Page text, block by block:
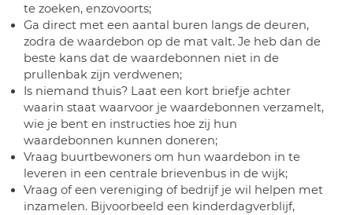
te zoeken, enzovoorts;
Ga direct met een aantal buren langs de deuren,
zodra de waardebon op de mat valt. Je heb dan de
beste kans dat de waardebonnen niet in de
prullenbak zijn verdwenen;
Is niemand thuis? Laat een kort briefje achter
waarin staat waarvoor je waardebonnen verzamelt,
wie je bent en instructies hoe zij hun
waardebonnen kunnen doneren;
Vraag buurtbewoners om hun waardebon in te
leveren in een centrale brievenbus in de wijk;
Vraag of een vereniging of bedrijf je wil helpen met
inzamelen. Bijvoorbeeld een kinderdagverblijf,